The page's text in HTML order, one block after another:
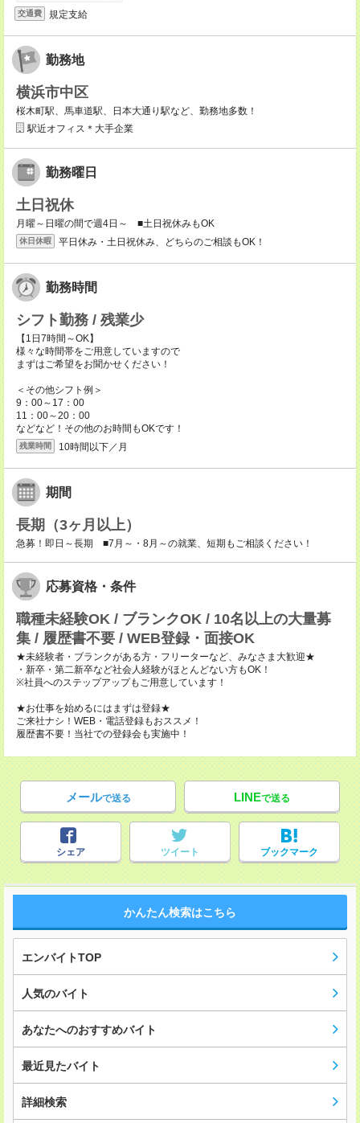
交通費 規定支給
勤務地
横浜市中区
桜木町駅、馬車道駅、日本大通り駅など、勤務地多数！
駅近オフィス＊大手企業
勤務曜日
土日祝休
月曜～日曜の間で週4日～ ■土日祝休みもOK
休日休暇 平日休み・土日祝休み、どちらのご相談もOK！
勤務時間
シフト勤務 / 残業少
【1日7時間～OK】
様々な時間帯をご用意していますので
まずはご希望をお聞かせください！
＜その他シフト例＞
9：00～17：00
11：00～20：00
などなど！その他のお時間もOKです！
残業時間 10時間以下／月
期間
長期（3ヶ月以上）
急募！即日～長期 ■7月～・8月～の就業、短期もご相談ください！
応募資格・条件
職種未経験OK / ブランクOK / 10名以上の大量募
集 / 履歴書不要 / WEB登録・面接OK
★未経験者・ブランクがある方・フリーターなど、みなさま大歓迎★
・新卒・第二新卒など社会人経験がほとんどない方もOK！
※社員へのステップアップもご用意しています！
★お仕事を始めるにはまずは登録★
ご来社ナシ！WEB・電話登録もおススメ！
履歴書不要！当社での登録会も実施中！
メールで送る LINEで送る
シェア ツイート ブックマーク
かんたん検索はこちら
エンバイトTOP
人気のバイト
あなたへのおすすめバイト
最近見たバイト
詳細検索